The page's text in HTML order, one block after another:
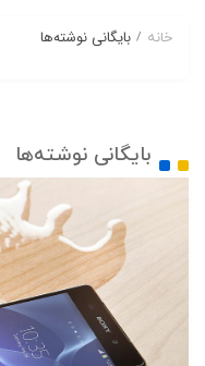
خانه بایگانی نوشته‌ها
بایگانی نوشته‌ها